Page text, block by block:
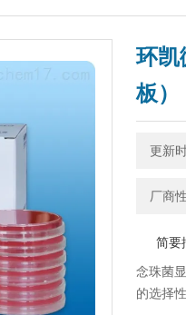
环凯
板）
更新
厂商
简要
念珠菌
的选择